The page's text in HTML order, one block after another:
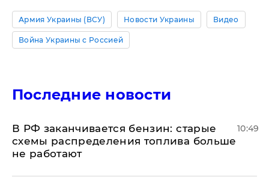
Армия Украины (ВСУ) Новости Украины Видео
Война Украины с Россией
Последние новости
​В РФ заканчивается бензин: старые
схемы распределения топлива больше
не работают
10:49